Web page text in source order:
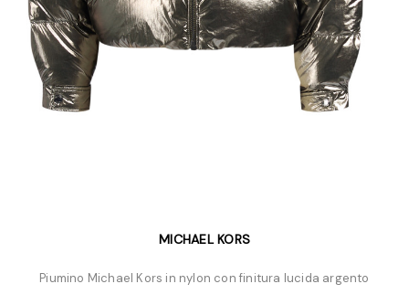
MICHAEL KORS
Piumino Michael Kors in nylon con finitura lucida argento